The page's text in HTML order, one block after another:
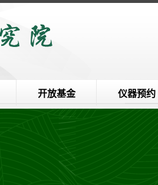
开放基金 仪器预约